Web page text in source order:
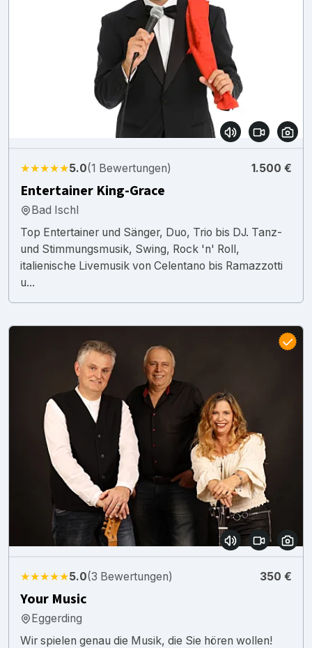
★★★★★5.0(1 Bewertungen) 1.500 €
Entertainer King-Grace
Bad Ischl
Top Entertainer und Sänger, Duo, Trio bis DJ. Tanz-
und Stimmungsmusik, Swing, Rock 'n' Roll,
italienische Livemusik von Celentano bis Ramazzotti
u...
★★★★★5.0(3 Bewertungen) 350 €
Your Music
Eggerding
Wir spielen genau die Musik, die Sie hören wollen!